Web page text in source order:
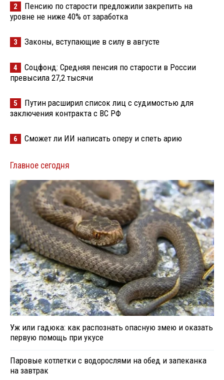
2
Пенсию по старости предложили закрепить на
уровне не ниже 40% от заработка
3 Законы, вступающие в силу в августе
4
Соцфонд: Средняя пенсия по старости в России
превысила 27,2 тысячи
5
Путин расширил список лиц с судимостью для
заключения контракта с ВС РФ
6 Сможет ли ИИ написать оперу и спеть арию
Главное сегодня
Уж или гадюка: как распознать опасную змею и оказать
первую помощь при укусе
Паровые котлетки с водорослями на обед и запеканка
на завтрак